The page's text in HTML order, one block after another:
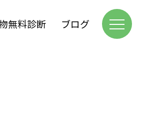
無料診断 ブログ